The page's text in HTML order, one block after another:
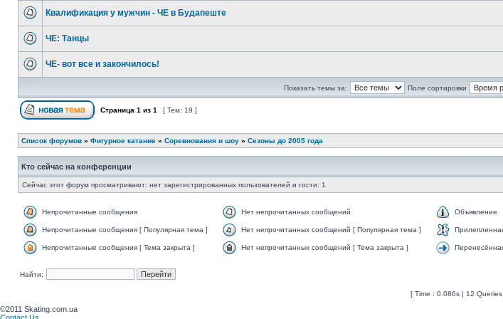
Квалификация у мужчин - ЧЕ в Будапеште
ЧЕ: Танцы
ЧЕ- вот все и закончилось!
Показать темы за: Поле сортировки
Страница 1 из 1 [ Тем: 19 ]
Список форумов » Фигурное катание » Соревнования и шоу » Сезоны до 2005 года
Кто сейчас на конференции
Сейчас этот форум просматривают: нет зарегистрированных пользователей и гости: 1
Непрочитанные сообщения Нет непрочитанных сообщений Объявление
Непрочитанные сообщения [ Популярная тема ] Нет непрочитанных сообщений [ Популярная тема ]
Непрочитанные сообщения [ Тема закрыта ] Нет непрочитанных сообщений [ Тема закрыта ]
Найти:
[ Time : 0.086s | 12
©2011 Skating.com.ua